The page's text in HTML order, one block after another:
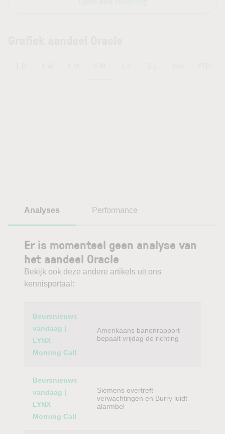
Analyses Performance
Er is momenteel geen analyse van
het aandeel Oracle
Bekijk ook deze andere artikels uit ons
kennisportaal:
Category
Beursnieuws
vandaag |
LYNX
Morning Call
Amerikaans banenrapport
bepaalt vrijdag de richting
Beursnieuws
vandaag |
LYNX
Morning Call
Siemens overtreft
verwachtingen en Burry luidt
alarmbel